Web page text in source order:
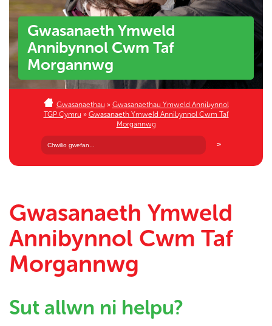
Gwasanaeth Ymweld
Annibynnol Cwm Taf
Morgannwg
Gwasanaethau » Gwasanaethau Ymweld Annibynnol
TGP Cymru » Gwasanaeth Ymweld Annibynnol Cwm Taf
Morgannwg
Gwasanaeth Ymweld
Annibynnol Cwm Taf
Morgannwg
Sut allwn ni helpu?